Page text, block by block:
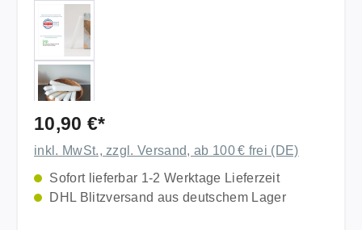
10,90 €*
inkl. MwSt., zzgl. Versand, ab 100 € frei (DE)
Sofort lieferbar 1-2 Werktage Lieferzeit
DHL Blitzversand aus deutschem Lager